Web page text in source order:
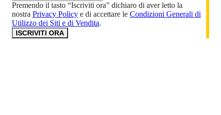
Premendo il tasto “Iscriviti ora” dichiaro di aver letto la
nostra Privacy Policy e di accettare le Condizioni Generali di
Utilizzo dei Siti e di Vendita.
ISCRIVITI ORA